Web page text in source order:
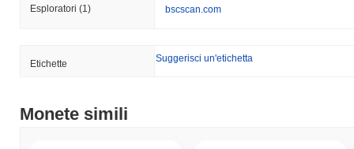
Esploratori (1) bscscan.com
Etichette Suggerisci un'etichetta
Monete simili